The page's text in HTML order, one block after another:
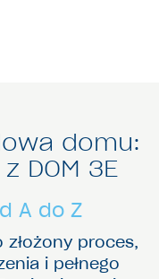
domu:
DOM 3E
A do Z
proces,
i pełnego